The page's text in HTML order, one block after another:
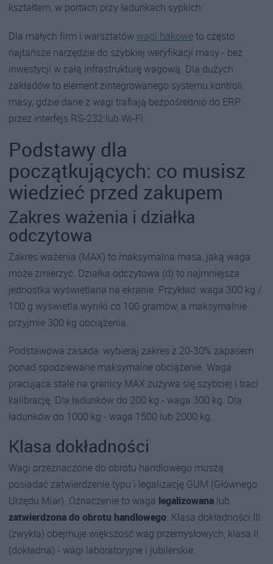
kształtem, w portach przy ładunkach sypkich.
Dla małych firm i warsztatów wagi hakoweto często
najtańsze narzędzie do szybkiej weryfikacji masy - bez
inwestycji w całą infrastrukturę wagową. Dla dużych
zakładów to element zintegrowanego systemu kontroli
masy, gdzie dane z wagi trafiają bezpośrednio do ERP
przez interfejs RS-232 lub Wi-Fi.
Podstawy dla
początkujących: co musisz
wiedzieć przed zakupem
Zakres ważenia i działka
odczytowa
Zakres ważenia (MAX) to maksymalna masa, jaką waga
może zmierzyć. Działka odczytowa (d) to najmniejsza
jednostka wyświetlana na ekranie. Przykład: waga 300 kg /
100 g wyświetla wyniki co 100 gramów, a maksymalnie
przyjmie 300 kg obciążenia.
Podstawowa zasada: wybieraj zakres z 20-30% zapasem
ponad spodziewane maksymalne obciążenie. Waga
pracująca stale na granicy MAX zużywa się szybciej i traci
kalibrację. Dla ładunków do 200 kg - waga 300 kg. Dla
ładunków do 1000 kg - waga 1500 lub 2000 kg.
Klasa dokładności
Wagi przeznaczone do obrotu handlowego muszą
posiadać zatwierdzenie typu i legalizację GUM (Głównego
Urzędu Miar). Oznaczenie to waga legalizowana lub
zatwierdzona do obrotu handlowego. Klasa dokładności III
(zwykła) obejmuje większość wag przemysłowych, klasa II
(dokładna) - wagi laboratoryjne i jubilerskie.